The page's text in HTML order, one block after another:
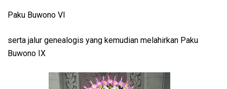
Paku Buwono VI
serta jalur genealogis yang kemudian melahirkan Paku
Buwono IX